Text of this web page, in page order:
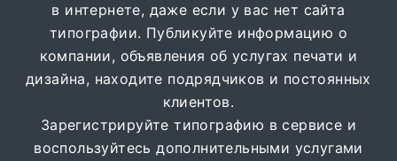
в интернете, даже если у вас нет сайта
типографии. Публикуйте информацию о
компании, объявления об услугах печати и
дизайна, находите подрядчиков и постоянных
клиентов.
Зарегистрируйте типографию в сервисе и
воспользуйтесь дополнительными услугами